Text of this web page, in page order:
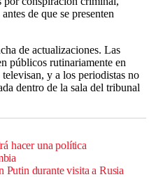
de que se presenten
de actualizaciones. Las
públicos rutinariamente en
y a los periodistas no
dentro de la sala del tribunal
hacer una política
Putin durante visita a Rusia